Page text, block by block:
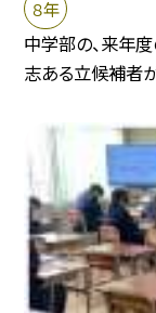
８年
中学部の、来年
志ある立候補者